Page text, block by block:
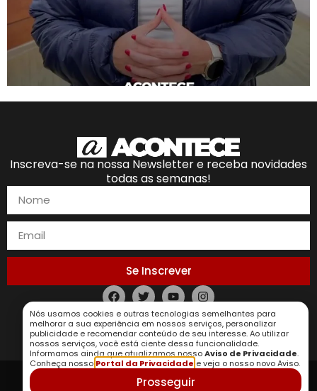
Inscreva-se na nossa Newsletter e receba novidades
todas as semanas!
Se Inscrever
Política de Privacidade
Nós usamos cookies e outras tecnologias semelhantes para
melhorar a sua experiência em nossos serviços, personalizar
publicidade e recomendar conteúdo de seu interesse. Ao utilizar
nossos serviços, você está ciente dessa funcionalidade.
Informamos ainda que atualizamos nossoAviso de Privacidade.
Conheça nosso Portal da Privacidade e veja o nosso novo Aviso.
Prosseguir